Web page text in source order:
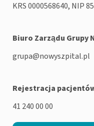
KRS 0000568640, NIP
Biuro Zarządu Grupy
grupa@nowyszpital.pl
Rejestracja
41 240 00 00